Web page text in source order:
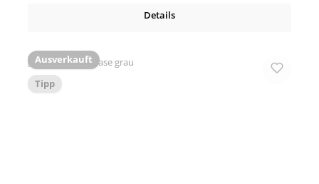
Details
Ausverkauft
Tipp